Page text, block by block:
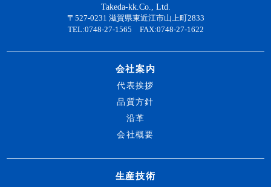
Takeda-kk.Co., Ltd.
〒527-0231 滋賀県東近江市山上町2833
TEL:0748-27-1565 FAX:0748-27-1622
会社案内
代表挨拶
品質方針
沿革
会社概要
生産技術